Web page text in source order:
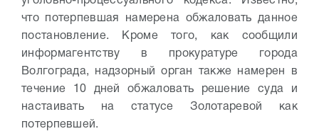
что потерпевшая намерена обжаловать данное
постановление. Кроме того, как сообщили
информагентству в прокуратуре города
Волгограда, надзорный орган также намерен в
течение 10 дней обжаловать решение суда и
настаивать на статусе Золотаревой как
потерпевшей.